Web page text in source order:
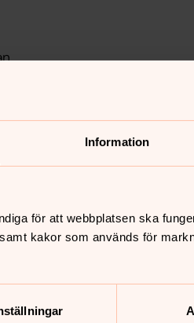
Information
för att webbplatsen ska
kakor som används för